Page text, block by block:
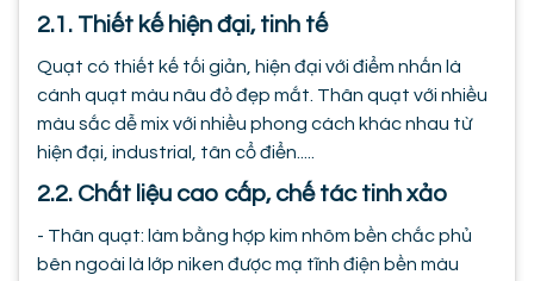
2.1. Thiết kế hiện đại, tinh tế
Quạt có thiết kế tối giản, hiện đại với điểm nhấn là
cánh quạt màu nâu đỏ đẹp mắt. Thân quạt với nhiều
màu sắc dễ mix với nhiều phong cách khác nhau từ
hiện đại, industrial, tân cổ điển.....
2.2. Chất liệu cao cấp, chế tác tinh xảo
- Thân quạt: làm bằng hợp kim nhôm bền chắc phủ
bên ngoài là lớp niken được mạ tĩnh điện bền màu